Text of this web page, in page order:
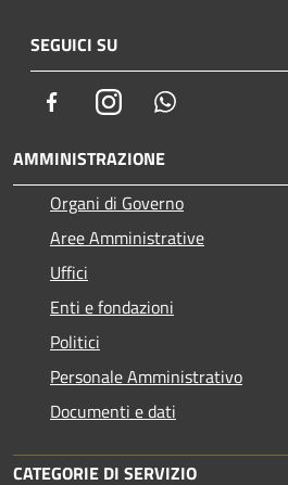
SEGUICI SU
FacebookInstagram
AMMINISTRAZIONE
Organi di Governo
Aree Amministrative
Uffici
Enti e fondazioni
Politici
Personale Amministrativo
Documenti e dati
CATEGORIE DI SERVIZIO